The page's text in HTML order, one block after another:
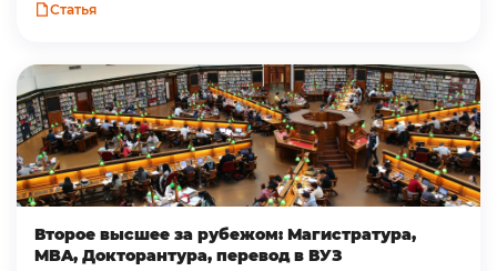
Статья
Второе высшее за рубежом: Магистратура,
MBA, Докторантура, перевод в ВУЗ